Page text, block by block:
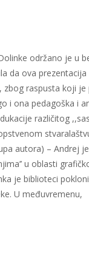
održano je u
da ova
zbog raspusta koji
i ona pedagoška i
različitog
autora) – Andrej
u oblasti
je biblioteci
U međuvremenu,